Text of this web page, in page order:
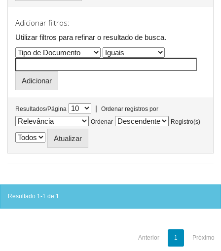
Adicionar filtros:
Utilizar filtros para refinar o resultado de busca.
Resultados/Página |
Ordenar registros por
Ordenar
Registro(s)
Resultado 1-1 de 1.
Anterior 1 Próximo